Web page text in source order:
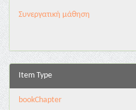
Συνεργατική μάθηση
Item Type
bookChapter